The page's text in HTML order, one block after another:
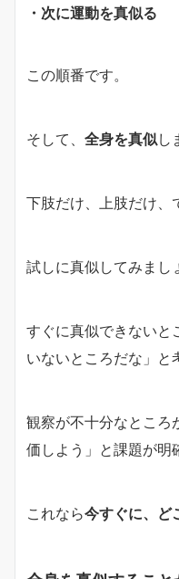
・次に運動を真似る
この順番です。
そして、 全身を真似し
下肢だけ、上肢だけ、
試しに真似してみまし
すぐに真似できないと
いないところだな」と
観察が不十分なところ
価しよう」と課題が明
これなら今すぐに、ど